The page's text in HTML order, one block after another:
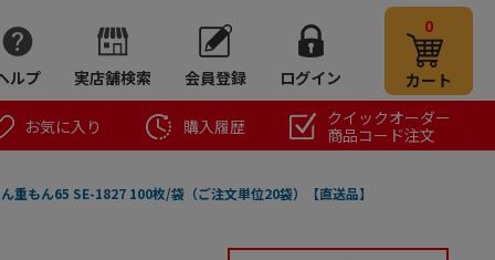
ルプ 実店舗検索 会員登録 ログイン
0
カート
お気に入り 購入履歴
クイックオーダー
商品コード注文
重もん65 SE-1827 100枚/袋（ご注文単位20袋）【直送品】